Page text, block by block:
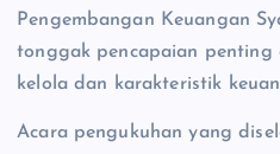
Pengembangan Keuangan
tonggak pencapaian penting
kelola dan karakteristik
Acara pengukuhan yang